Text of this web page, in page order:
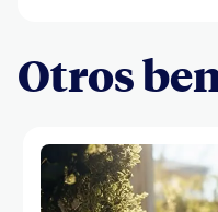
Otros